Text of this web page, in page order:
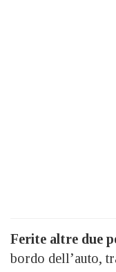
Ferite altre due
bordo dell’auto,